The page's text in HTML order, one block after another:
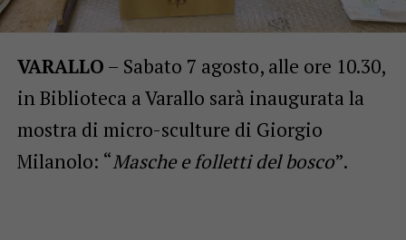
VARALLO – Sabato 7 agosto, alle ore 10.30,
in Biblioteca a Varallo sarà inaugurata la
mostra di micro-sculture di Giorgio
Milanolo: “Masche e folletti del bosco”.